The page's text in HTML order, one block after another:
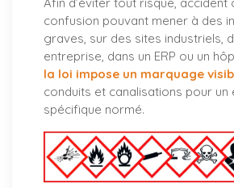
confusion pouvant mener à des
graves, sur des sites industriels,
entreprise, dans un ERP ou un
la loi impose un marquage
conduits et canalisations pour un
spécifique normé.